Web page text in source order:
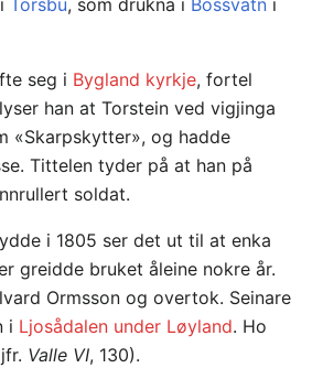
seg i Bygland kyrkje, fortel
han at Torstein ved vigjinga
«Skarpskytter», og hadde
Tittelen tyder på at han på
soldat.
i 1805 ser det ut til at enka
greidde bruket åleine nokre år.
Ormsson og overtok. Seinare
i Ljosådalen under Løyland. Ho
Valle VI, 130).